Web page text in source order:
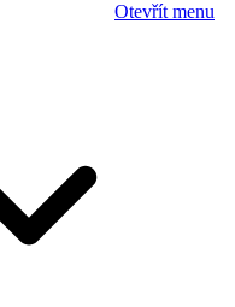
Otevřít menu